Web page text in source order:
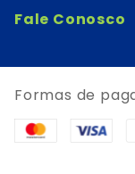
Fale Conosco
Formas de